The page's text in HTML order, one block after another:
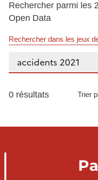
Rechercher parmi les
Open Data
Rechercher dans les jeux
Rechercher...
0 résultats Trier